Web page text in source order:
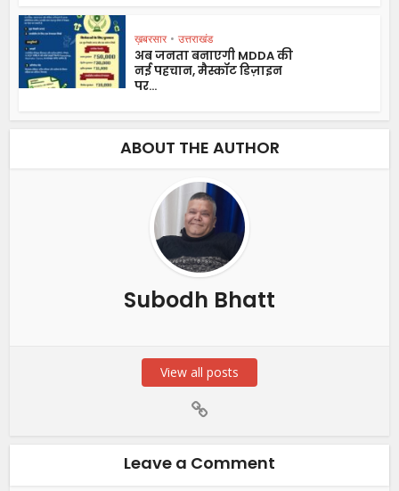
ख़बरसार • उत्तराखंड
अब जनता बनाएगी MDDA की
नई पहचान, मैस्कॉट डिज़ाइन
पर...
ABOUT THE AUTHOR
Subodh Bhatt
View all posts
Leave a Comment